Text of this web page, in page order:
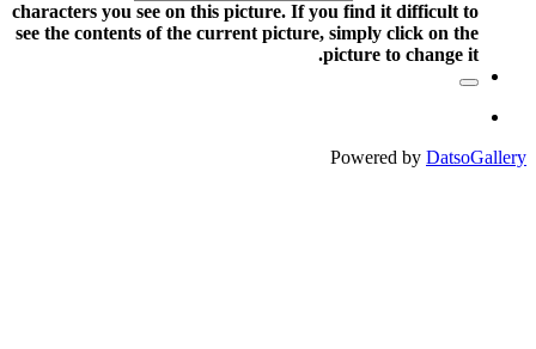
characters you see on this picture. If you find it difficult to
see the contents of the current picture, simply click on the
picture to change it.
Powered by DatsoGallery